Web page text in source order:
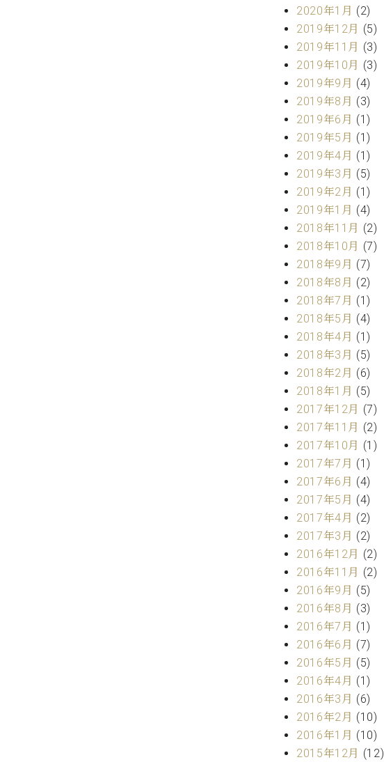
2020年1月 (2)
2019年12月 (5)
2019年11月 (3)
2019年10月 (3)
2019年9月 (4)
2019年8月 (3)
2019年6月 (1)
2019年5月 (1)
2019年4月 (1)
2019年3月 (5)
2019年2月 (1)
2019年1月 (4)
2018年11月 (2)
2018年10月 (7)
2018年9月 (7)
2018年8月 (2)
2018年7月 (1)
2018年5月 (4)
2018年4月 (1)
2018年3月 (5)
2018年2月 (6)
2018年1月 (5)
2017年12月 (7)
2017年11月 (2)
2017年10月 (1)
2017年7月 (1)
2017年6月 (4)
2017年5月 (4)
2017年4月 (2)
2017年3月 (2)
2016年12月 (2)
2016年11月 (2)
2016年9月 (5)
2016年8月 (3)
2016年7月 (1)
2016年6月 (7)
2016年5月 (5)
2016年4月 (1)
2016年3月 (6)
2016年2月 (10)
2016年1月 (10)
2015年12月 (12)